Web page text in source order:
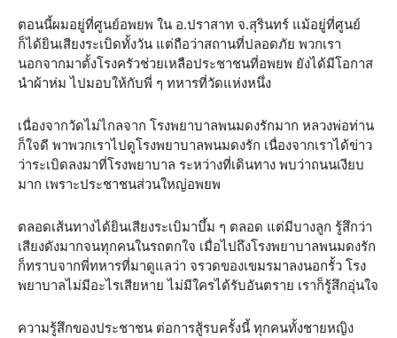
ตอนนี้ผมอยู่ที่ศูนย์อพยพ ใน อ.ปราสาท จ.สุรินทร์ แม้อยู่ที่ศูนย์
ก็ได้ยินเสียงระเบิดทั้งวัน แต่ถือว่าสถานที่ปลอดภัย พวกเรา
นอกจากมาตั้งโรงครัวช่วยเหลือประชาชนที่อพยพ ยังได้มีโอกาส
นำผ้าห่ม ไปมอบให้กับพี่ ๆ ทหารที่วัดแห่งหนึ่ง
เนื่องจากวัดไม่ไกลจาก โรงพยาบาลพนมดงรักมาก หลวงพ่อท่าน
ก็ใจดี พาพวกเราไปดูโรงพยาบาลพนมดงรัก เนื่องจากเราได้ข่าว
ว่าระเบิดลงมาที่โรงพยาบาล ระหว่างที่เดินทาง พบว่าถนนเงียบ
มาก เพราะประชาชนส่วนใหญ่อพยพ
ตลอดเส้นทางได้ยินเสียงระเบิมาบึ้ม ๆ ตลอด แต่มีบางลูก รู้สึกว่า
เสียงดังมากจนทุกคนในรถตกใจ เมื่อไปถึงโรงพยาบาลพนมดงรัก
ก็ทราบจากพี่ทหารที่มาดูแลว่า จรวดของเขมรมาลงนอกรั้ว โรง
พยาบาลไม่มีอะไรเสียหาย ไม่มีใครได้รับอันตราย เราก็รู้สึกอุ่นใจ
ความรู้สึกของประชาชน ต่อการสู้รบครั้งนี้ ทุกคนทั้งชายหญิง